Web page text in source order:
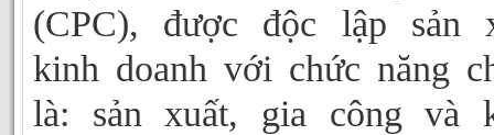
(CPC), được độc lập sản
kinh doanh với chức năng
là: sản xuất, gia công và